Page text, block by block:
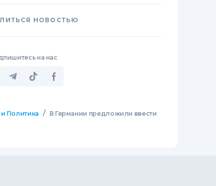
НОВОСТЬЮ
на нас
и Политика /
В Германии предложили ввести